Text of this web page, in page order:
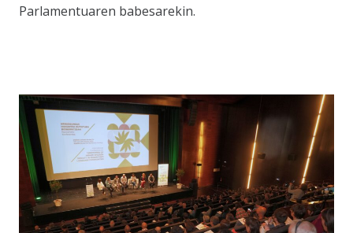
Parlamentuaren babesarekin.